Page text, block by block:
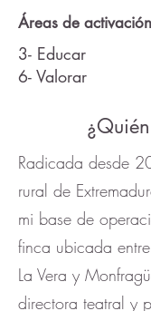
Áreas de activación
3- Educar
6- Valorar
Radicada desde
rural de
mi base de
finca ubicada
La Vera y
directora teatral y